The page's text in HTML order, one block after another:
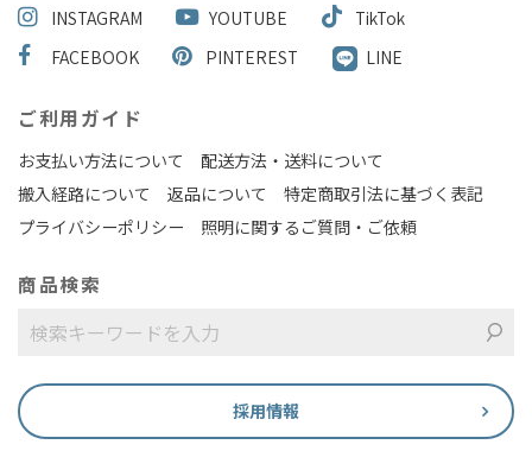
INSTAGRAM YOUTUBE
TikTok
FACEBOOK
PINTEREST LINE
ご利用ガイド
お支払い方法について
配送方法・送料について
搬入経路について
返品について
特定商取引法に基づく表記
プライバシーポリシー
照明に関するご質問・ご依頼
商品検索
採用情報